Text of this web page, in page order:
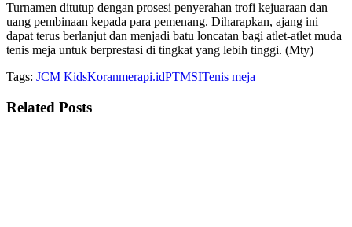
Turnamen ditutup dengan prosesi penyerahan trofi kejuaraan dan
uang pembinaan kepada para pemenang. Diharapkan, ajang ini
dapat terus berlanjut dan menjadi batu loncatan bagi atlet-atlet muda
tenis meja untuk berprestasi di tingkat yang lebih tinggi. (Mty)
Tags: JCM KidsKoranmerapi.idPTMSITenis meja
Related Posts